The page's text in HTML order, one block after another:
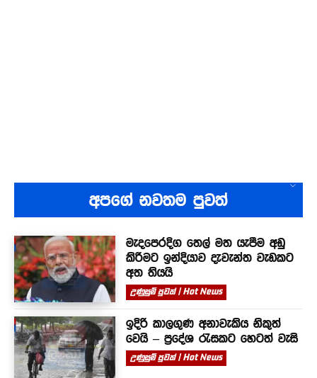
අපගේ නවතම පුවත්
මැදපෙරදිග තෙල් මත යැපීම අඩු
කිරීමට ඉන්දියාව දැවැන්ත වැඩකට
අත තියයි
උණුසුම් පුවත් | Hot News
ඉදිරි කාලගුණ අනාවැකිය නිකුත්
වෙයි – ප්‍රදේශ රැසකට හෙටත් වැසි
උණුසුම් පුවත් | Hot News